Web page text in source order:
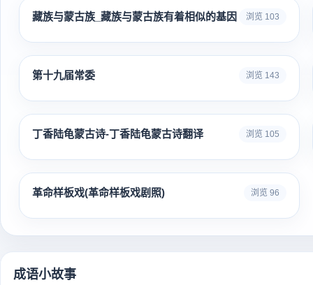
藏族与蒙古族_藏族与蒙古族有着相似的基因 浏览 103
第十九届常委 浏览 143
丁香陆龟蒙古诗-丁香陆龟蒙古诗翻译 浏览 105
革命样板戏(革命样板戏剧照) 浏览 96
成语小故事